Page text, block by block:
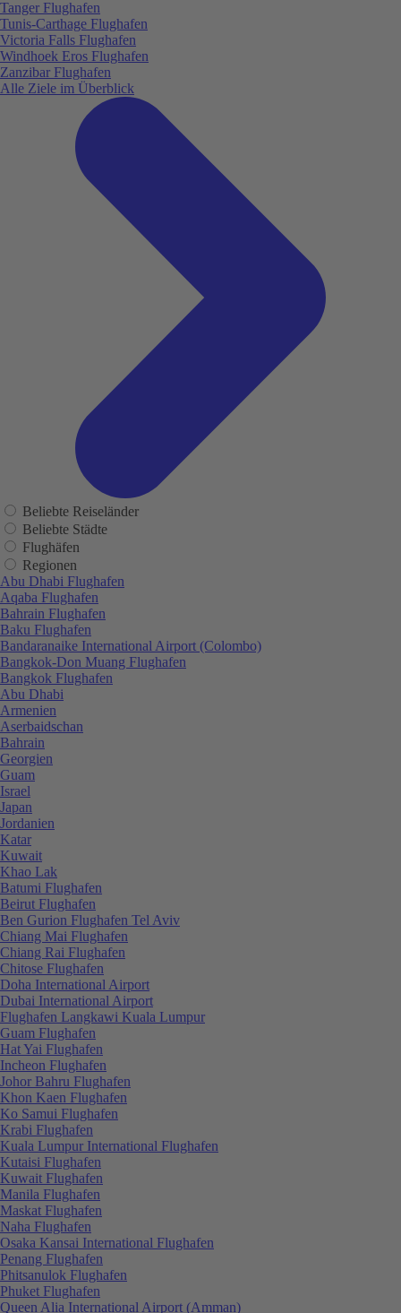
Tanger Flughafen
Tunis-Carthage Flughafen
Victoria Falls Flughafen
Windhoek Eros Flughafen
Zanzibar Flughafen
Alle Ziele im Überblick
Beliebte Reiseländer
Beliebte Städte
Flughäfen
Regionen
Abu Dhabi Flughafen
Aqaba Flughafen
Bahrain Flughafen
Baku Flughafen
Bandaranaike International Airport (Colombo)
Bangkok-Don Muang Flughafen
Bangkok Flughafen
Abu Dhabi
Armenien
Aserbaidschan
Bahrain
Georgien
Guam
Israel
Japan
Jordanien
Katar
Kuwait
Khao Lak
Batumi Flughafen
Beirut Flughafen
Ben Gurion Flughafen Tel Aviv
Chiang Mai Flughafen
Chiang Rai Flughafen
Chitose Flughafen
Doha International Airport
Dubai International Airport
Flughafen Langkawi Kuala Lumpur
Guam Flughafen
Hat Yai Flughafen
Incheon Flughafen
Johor Bahru Flughafen
Khon Kaen Flughafen
Ko Samui Flughafen
Krabi Flughafen
Kuala Lumpur International Flughafen
Kutaisi Flughafen
Kuwait Flughafen
Manila Flughafen
Maskat Flughafen
Naha Flughafen
Osaka Kansai International Flughafen
Penang Flughafen
Phitsanulok Flughafen
Phuket Flughafen
Queen Alia International Airport (Amman)